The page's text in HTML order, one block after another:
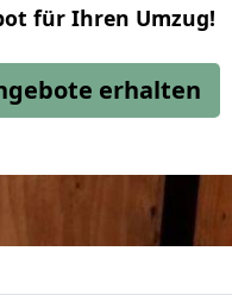
für Ihren Umzug!
erhalten